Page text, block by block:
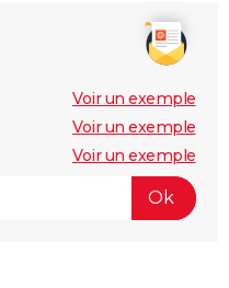
Voir un exemple
Voir un exemple
Voir un exemple